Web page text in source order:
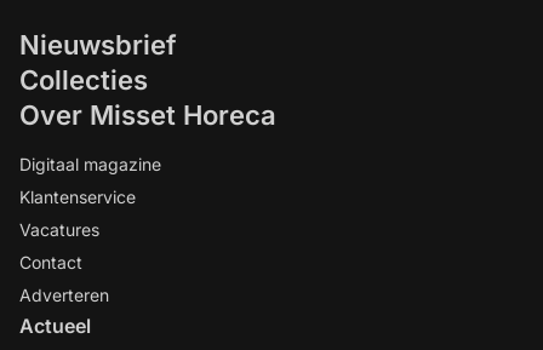
Nieuwsbrief
Collecties
Over Misset Horeca
Digitaal magazine
Klantenservice
Vacatures
Contact
Adverteren
Actueel